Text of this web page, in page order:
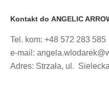
Kontakt do ANGELIC
Tel. kom: +48 572 283 585
e-mail:
Adres: Strzała, ul.